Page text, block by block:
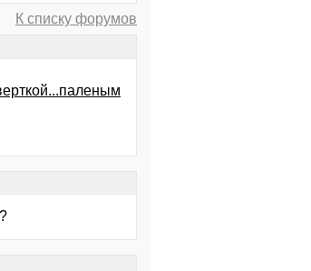
К списку форумов